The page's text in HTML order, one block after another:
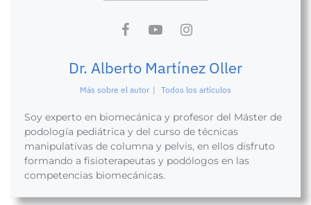
Dr. Alberto Martínez Oller
Más sobre el autor | Todos los artículos
Soy experto en biomecánica y profesor del Máster de
podología pediátrica y del curso de técnicas
manipulativas de columna y pelvis, en ellos disfruto
formando a fisioterapeutas y podólogos en las
competencias biomecánicas.